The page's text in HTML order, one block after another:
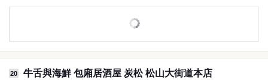
20 牛舌與海鮮 包廂居酒屋 炭松 松山大街道本店